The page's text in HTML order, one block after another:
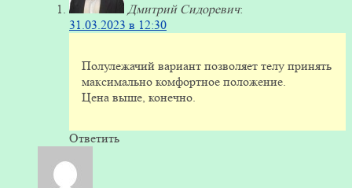
Дмитрий Сидоревич:
31.03.2023 в 12:30
Полулежачий вариант позволяет телу принять
максимально комфортное положение.
Цена выше, конечно.
Ответить